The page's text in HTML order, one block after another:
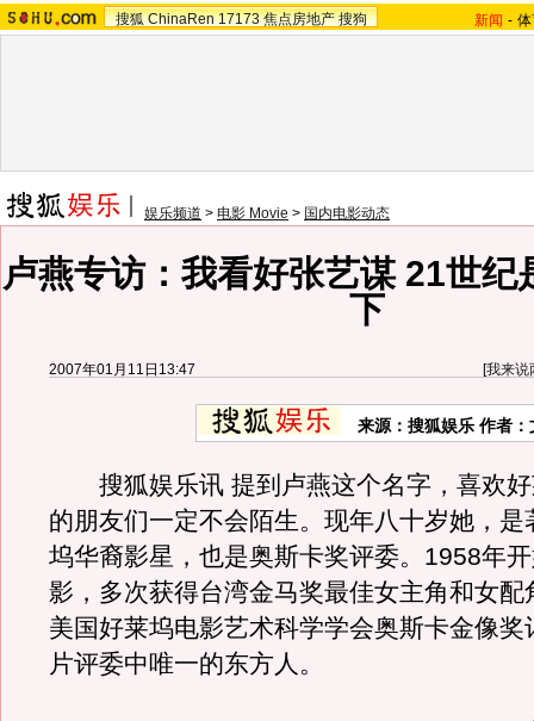
搜狐 ChinaRen 17173 焦点房地产 搜狗 新闻 -
娱乐频道 > 电影 Movie > 国内电影动态
卢燕专访：我看好张艺谋 21世纪
下
2007年01月11日13:47 [我来说
来源：搜狐娱乐 作者
搜狐娱乐讯 提到卢燕这个名字，喜欢好
的朋友们一定不会陌生。现年八十岁她，是
坞华裔影星，也是奥斯卡奖评委。1958年
影，多次获得台湾金马奖最佳女主角和女配
美国好莱坞电影艺术科学学会奥斯卡金像奖
片评委中唯一的东方人。